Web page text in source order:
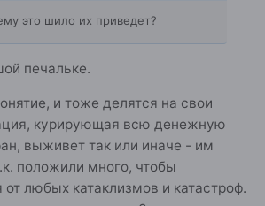
это шило их приведет?
печальке.
и тоже делятся на свои
курирующая всю денежную
выживет так или иначе - им
положили много, чтобы
от любых катаклизмов и катастроф.